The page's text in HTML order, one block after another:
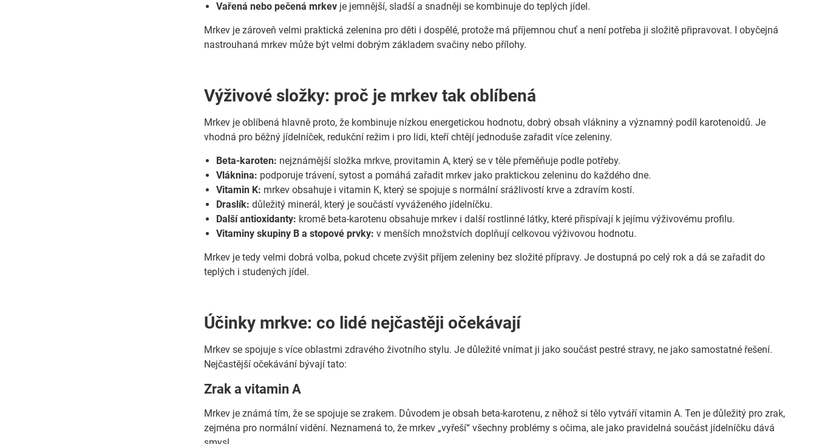
Vařená nebo pečená mrkev je jemnější, sladší a snadněji se kombinuje do teplých jídel.
Mrkev je zároveň velmi praktická zelenina pro děti i dospělé, protože má příjemnou chuť a není potřeba ji složitě připravovat. I obyčejná
nastrouhaná mrkev může být velmi dobrým základem svačiny nebo přílohy.
Výživové složky: proč je mrkev tak oblíbená
Mrkev je oblíbená hlavně proto, že kombinuje nízkou energetickou hodnotu, dobrý obsah vlákniny a významný podíl karotenoidů. Je
vhodná pro běžný jídelníček, redukční režim i pro lidi, kteří chtějí jednoduše zařadit více zeleniny.
Beta-karoten: nejznámější složka mrkve, provitamin A, který se v těle přeměňuje podle potřeby.
Vláknina: podporuje trávení, sytost a pomáhá zařadit mrkev jako praktickou zeleninu do každého dne.
Vitamin K: mrkev obsahuje i vitamin K, který se spojuje s normální srážlivostí krve a zdravím kostí.
Draslík: důležitý minerál, který je součástí vyváženého jídelníčku.
Další antioxidanty: kromě beta-karotenu obsahuje mrkev i další rostlinné látky, které přispívají k jejímu výživovému profilu.
Vitaminy skupiny B a stopové prvky: v menších množstvích doplňují celkovou výživovou hodnotu.
Mrkev je tedy velmi dobrá volba, pokud chcete zvýšit příjem zeleniny bez složité přípravy. Je dostupná po celý rok a dá se zařadit do
teplých i studených jídel.
Účinky mrkve: co lidé nejčastěji očekávají
Mrkev se spojuje s více oblastmi zdravého životního stylu. Je důležité vnímat ji jako součást pestré stravy, ne jako samostatné řešení.
Nejčastější očekávání bývají tato:
Zrak a vitamin A
Mrkev je známá tím, že se spojuje se zrakem. Důvodem je obsah beta-karotenu, z něhož si tělo vytváří vitamin A. Ten je důležitý pro zrak,
zejména pro normální vidění. Neznamená to, že mrkev „vyřeší“ všechny problémy s očima, ale jako pravidelná součást jídelníčku dává